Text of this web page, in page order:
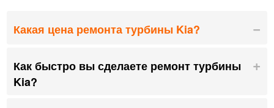
Какая цена ремонта турбины Kia?
Как быстро вы сделаете ремонт турбины
Kia?